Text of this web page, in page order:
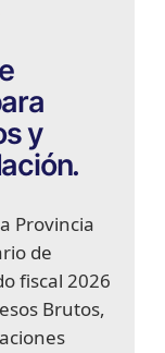
y
Provincia
de
fiscal 2026
Brutos,